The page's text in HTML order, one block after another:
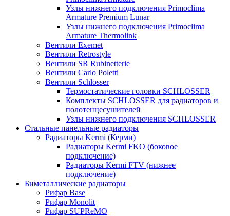
Узлы нижнего подключения Primoclima
Armature Premium Lunar
Узлы нижнего подключения Primoclima
Armature Thermolink
Вентили Exemet
Вентили Retrostyle
Вентили SR Rubinetterie
Вентили Carlo Poletti
Вентили Schlosser
Термостатические головки SCHLOSSER
Комплекты SCHLOSSER для радиаторов и
полотенцесушителей
Узлы нижнего подключения SCHLOSSER
Стальные панельные радиаторы
Радиаторы Kermi (Керми)
Радиаторы Kermi FKO (боковое
подключение)
Радиаторы Kermi FTV (нижнее
подключение)
Биметаллические радиаторы
Рифар Base
Рифар Monolit
Рифар SUPReMO